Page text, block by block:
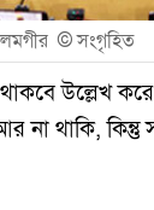
©সংগৃহিত
উল্লেখ
থাকি, কিন্তু